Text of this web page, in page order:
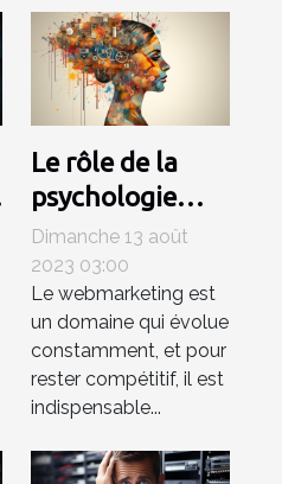
Le rôle de la
psychologie
dans le
webmarketing
Dimanche 13 août
2023 03:00
Le webmarketing est
un domaine qui évolue
constamment, et pour
rester compétitif, il est
indispensable...